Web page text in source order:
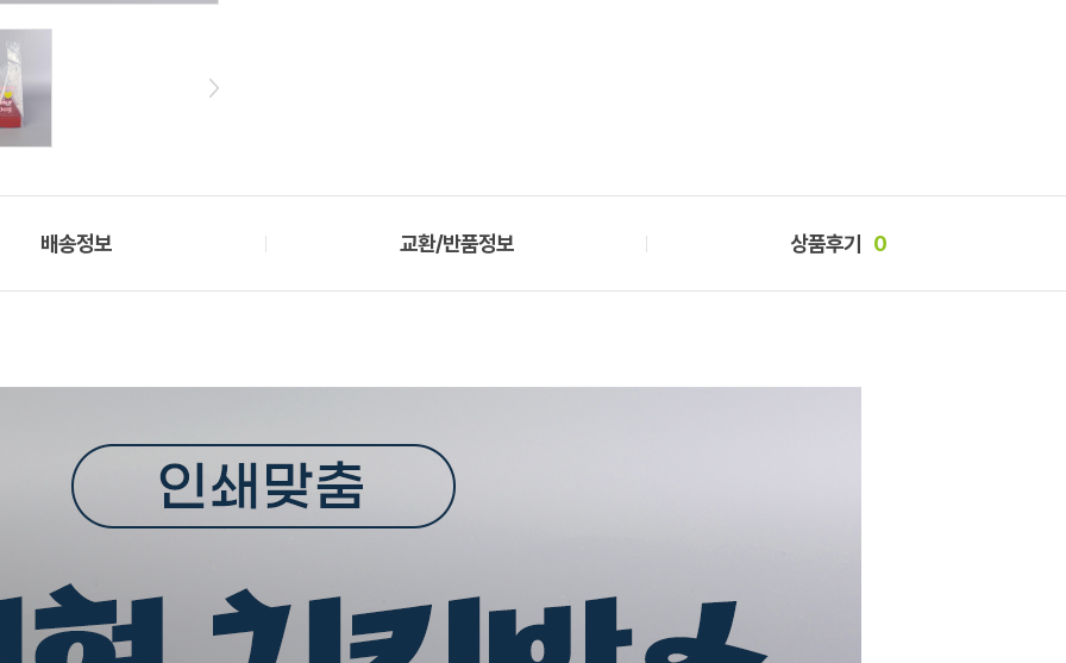
배송정보 교환/반품정보 상품후기 0